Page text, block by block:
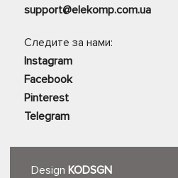
support@elekomp.com.ua
Следите за нами:
Instagram
Facebook
Pinterest
Telegram
Design KODSGN